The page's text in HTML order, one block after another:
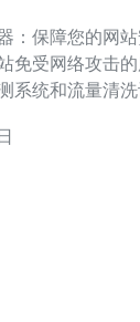
的网站安全 高防伺服器
免受网络攻击
系统和流量清
施